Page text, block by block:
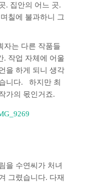
. 집안의 어느 곳.
칠에 불과하니 그
자는 다른 작품들
. 작업 자체에 어울
을 하게 되니 생각
니다. 하지만 최
가의 몫인거죠.
을 수연씨가 처녀
그렸습니다. 다재